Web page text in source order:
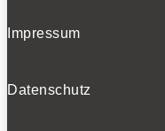
Impressum
Datenschutz